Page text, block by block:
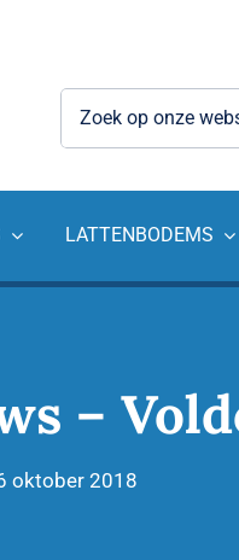
LATTENBODEMS
–
oktober 2018